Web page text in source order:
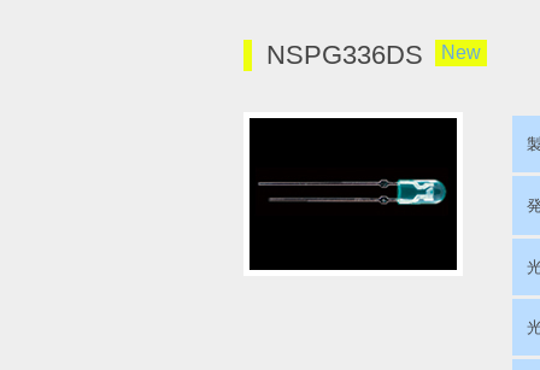
NSPG336DS New